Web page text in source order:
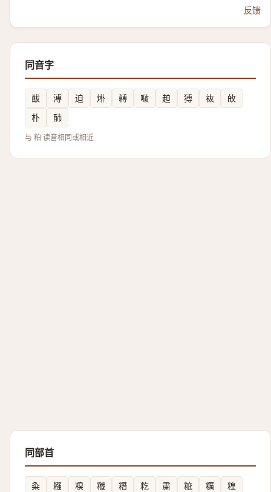
反馈
同音字
䣮 溥 迫 烞 䪙 㗞 䞟 猼 䘠
敀
朴
䣪
与 粕 读音相同或相近
同部首
粂 糨 糗 䊱 糣 籺 粛 䊌 糲
䊗